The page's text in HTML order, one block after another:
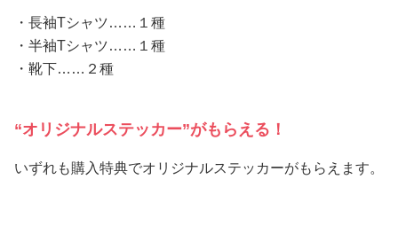
・長袖Tシャツ……１種
・半袖Tシャツ……１種
・靴下……２種
“オリジナルステッカー”がもらえる！
いずれも購入特典でオリジナルステッカーがもらえます。